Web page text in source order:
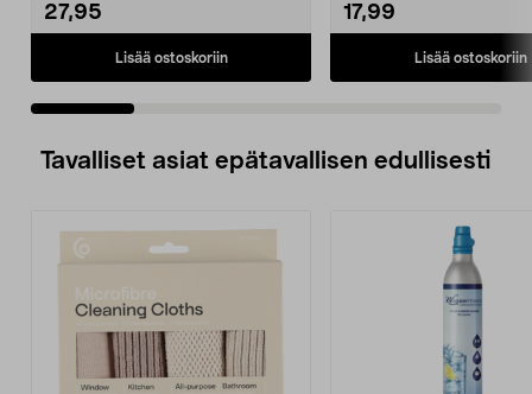
27,95
Lisää ostoskoriin
17,99
Lisää ostoskoriin
Tavalliset asiat epätavallisen edullisesti